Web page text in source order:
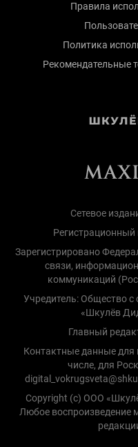
Правила
Политика
Рекомендательные
Сетевое
Зарегистрировано
связи,
коммуникаций
Учредитель: Общество с
«Шкулёв
Главный
Контактные данные для
числе, для
Copyright (с) ООО
Любое воспроизведение